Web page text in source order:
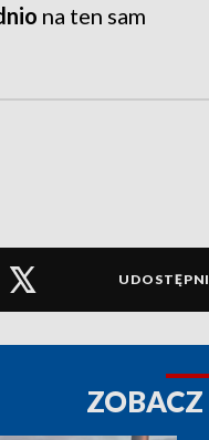
na ten sam